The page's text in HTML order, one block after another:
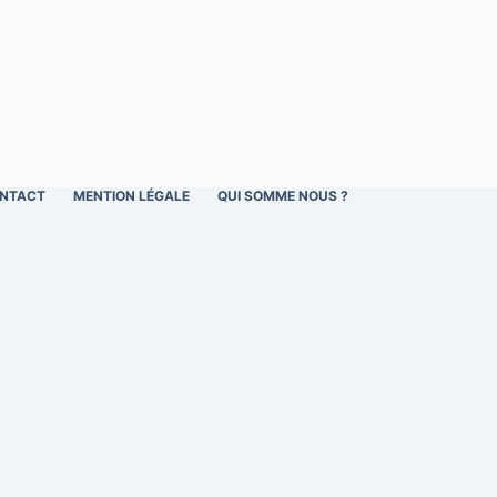
MENTION LÉGALE QUI SOMME NOUS ?